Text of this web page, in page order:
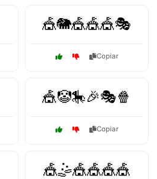
🎪🐘🎪🎪🎪🎭
Copiar
🎪🤡🎠🎉🎭🍿
Copiar
🎪🤹🎪🎪🎪🎪